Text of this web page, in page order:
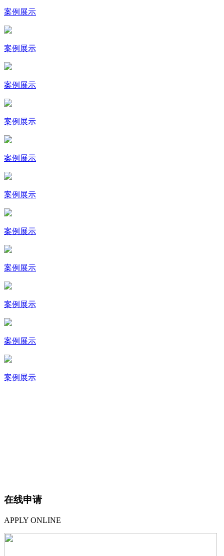
案例展示
案例展示
案例展示
案例展示
案例展示
案例展示
案例展示
案例展示
案例展示
案例展示
案例展示
在线申请
APPLY ONLINE